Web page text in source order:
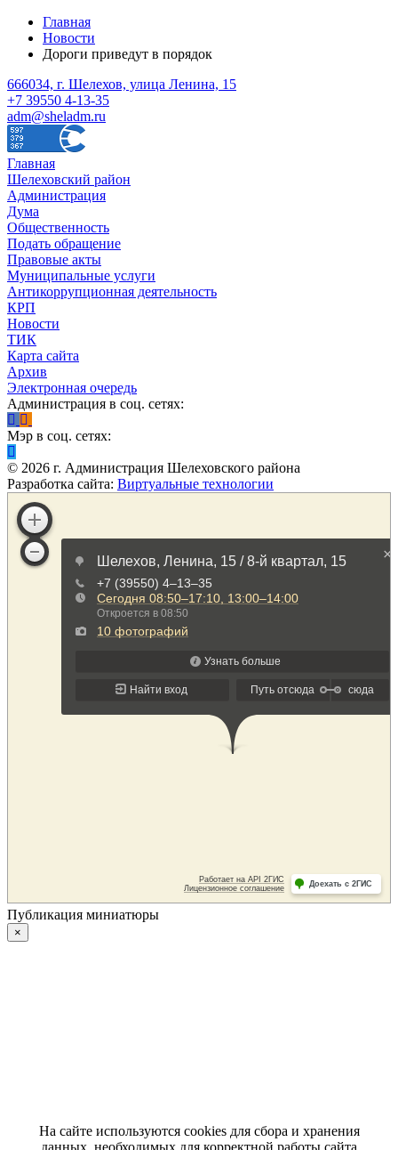
Главная
Новости
Дороги приведут в порядок
666034, г. Шелехов, улица Ленина, 15
+7 39550 4-13-35
adm@sheladm.ru
Главная
Шелеховский район
Администрация
Дума
Общественность
Подать обращение
Правовые акты
Муниципальные услуги
Антикоррупционная деятельность
КРП
Новости
ТИК
Карта сайта
Архив
Электронная очередь
Администрация в соц. сетях:
Мэр в соц. сетях:
© 2026 г. Администрация Шелеховского района
Разработка сайта: Виртуальные технологии
Публикация миниатюры
×
На сайте используются cookies для сбора и хранения
данных, необходимых для корректной работы сайта